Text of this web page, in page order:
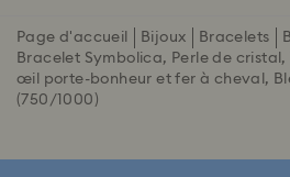
Page d'accueil Bijoux Bracelets
Bracelet Symbolica, Perle de
œil porte-bonheur et fer à cheval,
(750/1000)